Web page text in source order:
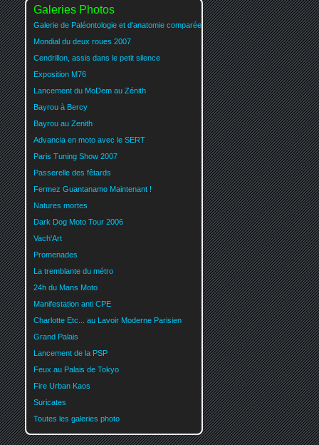
Galeries Photos
Galerie de Paléontologie et d'anatomie comparée
Mondial du deux roues 2007
Cendrillon, assis dans le petit silence
Exposition M76
Lancement du MoDem au Zénith
Bayrou à Bercy
Bayrou au Zenith
Advancia en moto avec le SERT
Paris Tuning Show 2007
Passerelle des fêtards
Fermez Guantanamo Maintenant !
Natures mortes
Dark Dog Moto Tour 2006
Vach'Art
Promenades
La tremblante du métro
24h du Mans Moto
Manifestation anti CPE
Charlotte Etc... au Lavoir Moderne Parisien
Grand Palais
Lancement de la PSP
Feux au Palais de Tokyo
Fire Urban Kaos
Suricates
Toutes les galeries photo